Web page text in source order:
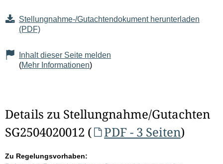
Seiteninhalt
Stellungnahme-/Gutachtendokument herunterladen
(PDF)
Inhalt dieser Seite melden
(Mehr Informationen)
Details zu Stellungnahme/Gutachten
SG2504020012 (
PDF - 3 Seiten)
Zu Regelungsvorhaben: